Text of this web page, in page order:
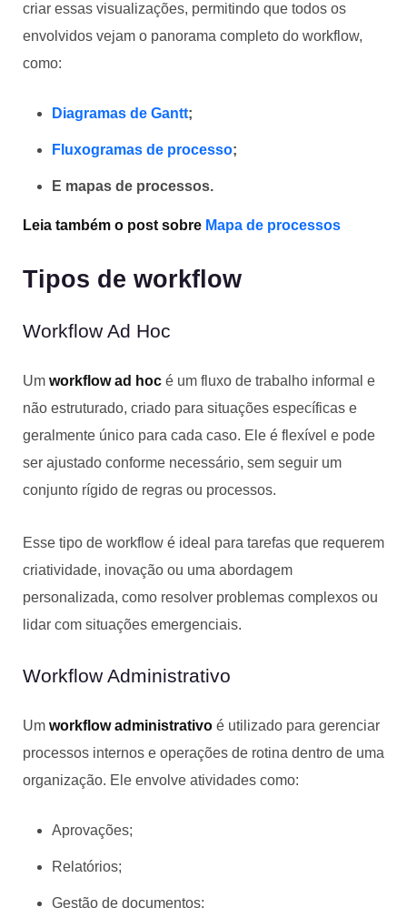
criar essas visualizações, permitindo que todos os
envolvidos vejam o panorama completo do workflow,
como:
Diagramas de Gantt;
Fluxogramas de processo;
E mapas de processos.
Leia também o post sobre Mapa de processos
Tipos de workflow
Workflow Ad Hoc
Um workflow ad hoc é um fluxo de trabalho informal e
não estruturado, criado para situações específicas e
geralmente único para cada caso. Ele é flexível e pode
ser ajustado conforme necessário, sem seguir um
conjunto rígido de regras ou processos.
Esse tipo de workflow é ideal para tarefas que requerem
criatividade, inovação ou uma abordagem
personalizada, como resolver problemas complexos ou
lidar com situações emergenciais.
Workflow Administrativo
Um workflow administrativo é utilizado para gerenciar
processos internos e operações de rotina dentro de uma
organização. Ele envolve atividades como:
Aprovações;
Relatórios;
Gestão de documentos;